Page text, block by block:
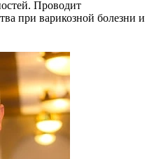
Проводит
при варикозной болезни и